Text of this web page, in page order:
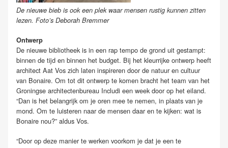
De nieuwe bieb is ook een plek waar mensen rustig kunnen zitten
lezen. Foto’s Deborah Bremmer
Ontwerp
De nieuwe bibliotheek is in een rap tempo de grond uit gestampt:
binnen de tijd en binnen het budget. Bij het kleurrijke ontwerp heeft
architect Aat Vos zich laten inspireren door de natuur en cultuur
van Bonaire. Om tot dit ontwerp te komen bracht het team van het
Groningse architectenbureau Includi een week door op het eiland.
“Dan is het belangrijk om je oren mee te nemen, in plaats van je
mond. Om te luisteren naar de mensen daar en te kijken: wat is
Bonaire nou?” aldus Vos.
“Door op deze manier te werken voorkom je dat je een te